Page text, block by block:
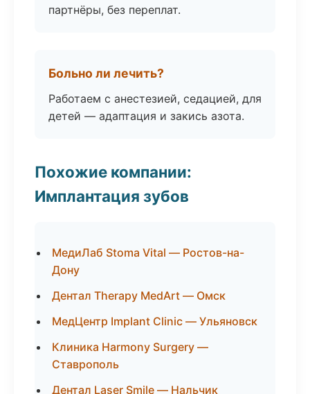
партнёры, без переплат.
Больно ли лечить?
Работаем с анестезией, седацией, для
детей — адаптация и закись азота.
Похожие компании:
Имплантация зубов
МедиЛаб Stoma Vital — Ростов-на-
Дону
Дентал Therapy MedArt — Омск
МедЦентр Implant Clinic — Ульяновск
Клиника Harmony Surgery —
Ставрополь
Дентал Laser Smile — Нальчик